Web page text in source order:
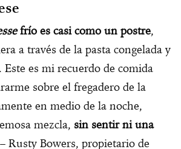
frío es casi como un postre,
a través de la pasta congelada y
Este es mi recuerdo de comida
sobre el fregadero de la
en medio de la noche,
mezcla, sin sentir ni una
Rusty Bowers, propietario de